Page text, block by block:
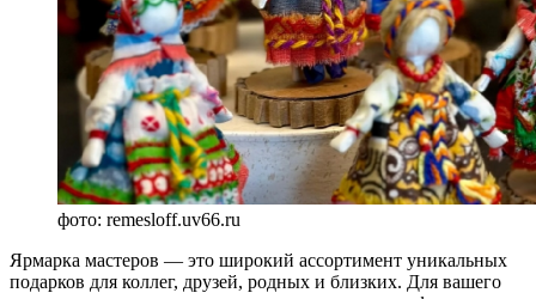
фото: remesloff.uv66.ru
Ярмарка мастеров — это широкий ассортимент уникальных
подарков для коллег, друзей, родных и близких. Для вашего